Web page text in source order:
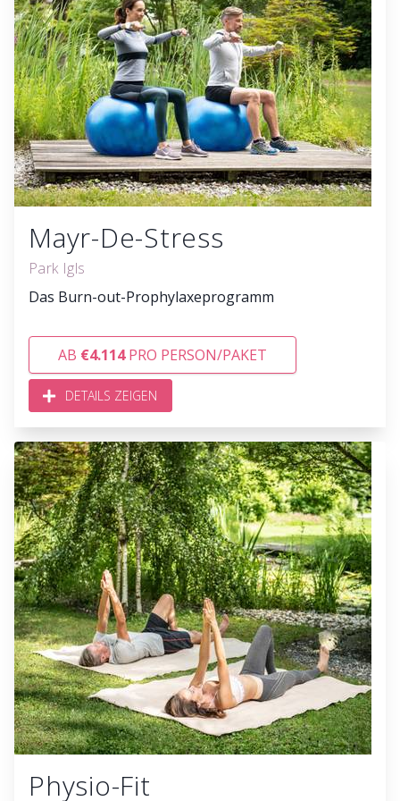
Mayr-De-Stress
Park Igls
Das Burn-out-Prophylaxeprogramm
AB €4.114PRO PERSON/PAKET
DETAILS ZEIGEN
Physio-Fit